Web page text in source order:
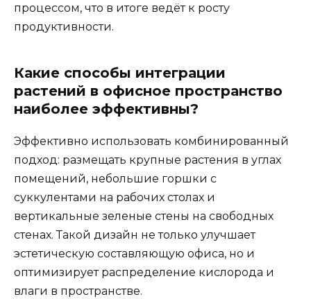
процессом, что в итоге ведёт к росту
продуктивности.
Какие способы интеграции
растений в офисное пространство
наиболее эффективны?
Эффективно использовать комбинированный
подход: размещать крупные растения в углах
помещений, небольшие горшки с
суккулентами на рабочих столах и
вертикальные зеленые стены на свободных
стенах. Такой дизайн не только улучшает
эстетическую составляющую офиса, но и
оптимизирует распределение кислорода и
влаги в пространстве.